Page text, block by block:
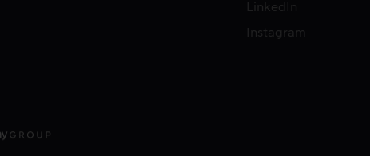
LinkedIn
Instagram